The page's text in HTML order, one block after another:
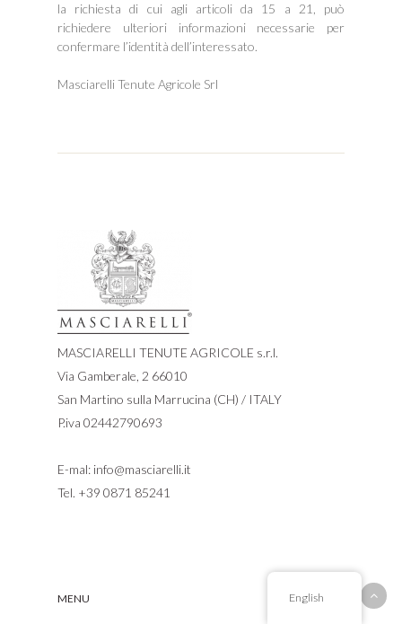
la richiesta di cui agli articoli da 15 a 21, può
richiedere ulteriori informazioni necessarie per
confermare l’identità dell’interessato.
Masciarelli Tenute Agricole Srl
MASCIARELLI TENUTE AGRICOLE s.r.l.
Via Gamberale, 2 66010
San Martino sulla Marrucina (CH) / ITALY
P.iva 02442790693
E-mal: info@masciarelli.it
Tel. +39 0871 85241
MENU English